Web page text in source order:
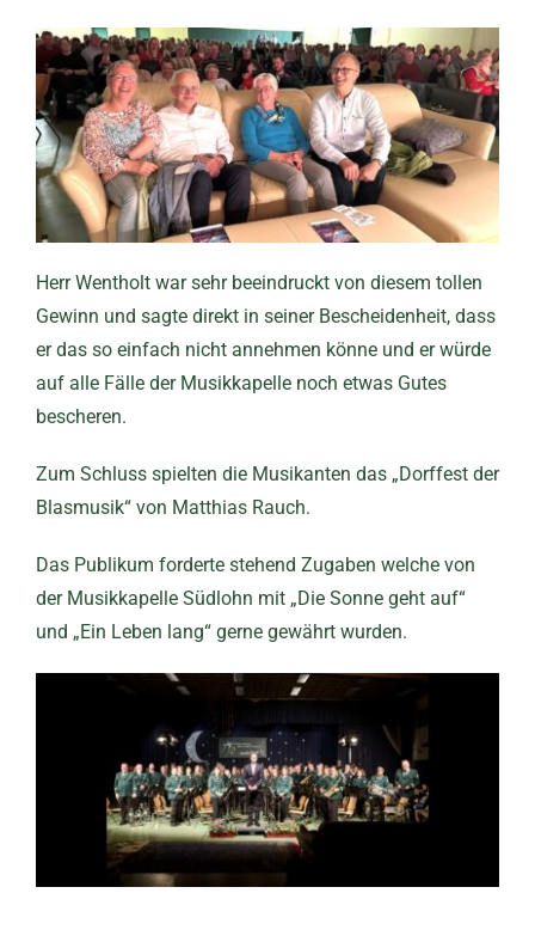
Herr Wentholt war sehr beeindruckt von diesem tollen
Gewinn und sagte direkt in seiner Bescheidenheit, dass
er das so einfach nicht annehmen könne und er würde
auf alle Fälle der Musikkapelle noch etwas Gutes
bescheren.
Zum Schluss spielten die Musikanten das „Dorffest der
Blasmusik“ von Matthias Rauch.
Das Publikum forderte stehend Zugaben welche von
der Musikkapelle Südlohn mit „Die Sonne geht auf“
und „Ein Leben lang“ gerne gewährt wurden.